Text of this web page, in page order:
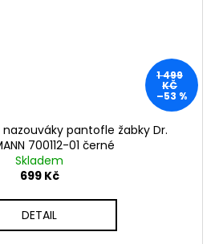
1 499
KČ
–53 %
pantofle žabky Dr.
700112-01 černé
Skladem
699 Kč
DETAIL